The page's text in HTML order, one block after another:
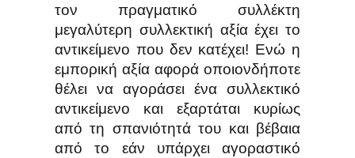
τον πραγματικό συλλέκτη
μεγαλύτερη συλλεκτική αξία έχει το
αντικείμενο που δεν κατέχει! Ενώ η
εμπορική αξία αφορά οποιονδήποτε
θέλει να αγοράσει ένα συλλεκτικό
αντικείμενο και εξαρτάται κυρίως
από τη σπανιότητά του και βέβαια
από το εάν υπάρχει αγοραστικό